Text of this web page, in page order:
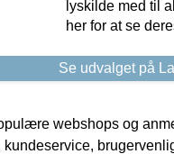
lyskilde med til
her for at se
Se udvalget på
webshops og